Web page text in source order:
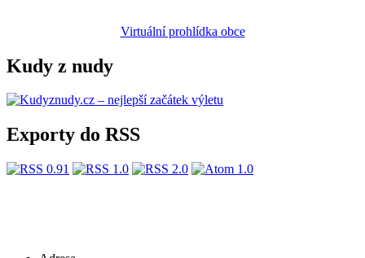
Virtuální prohlídka obce
Kudy z nudy
Exporty do RSS